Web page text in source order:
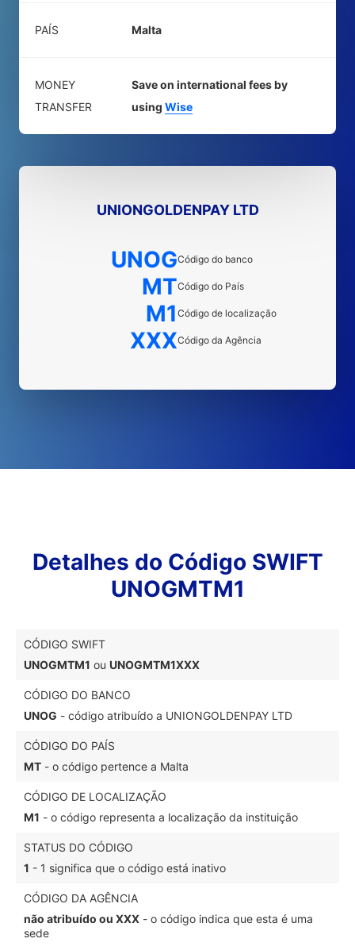
PAÍS Malta
MONEY
TRANSFER
Save on international fees by
using Wise
UNIONGOLDENPAY LTD
UNOGCódigo do banco
MTCódigo do País
M1 Código de localização
XXXCódigo da Agência
Detalhes do Código SWIFT
UNOGMTM1
CÓDIGO SWIFT
UNOGMTM1 ou UNOGMTM1XXX
CÓDIGO DO BANCO
UNOG - código atribuído a UNIONGOLDENPAY LTD
CÓDIGO DO PAÍS
MT - o código pertence a Malta
CÓDIGO DE LOCALIZAÇÃO
M1 - o código representa a localização da instituição
STATUS DO CÓDIGO
1 - 1 significa que o código está inativo
CÓDIGO DA AGÊNCIA
não atribuído ou XXX - o código indica que esta é uma
sede